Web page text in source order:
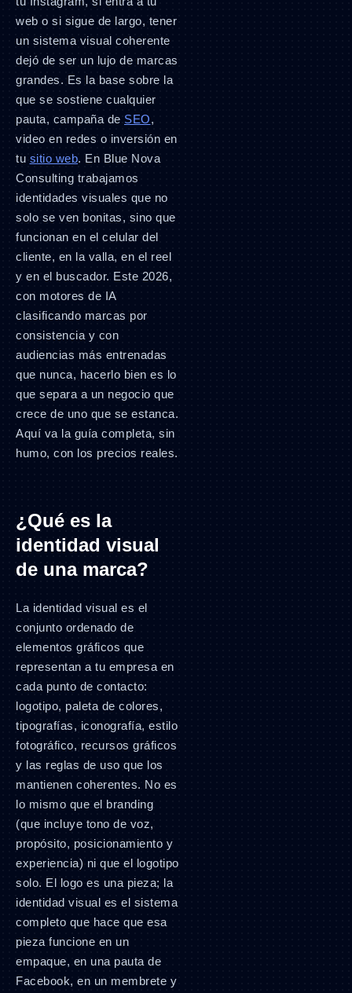
web o si sigue de largo, tener
un sistema visual coherente
dejó de ser un lujo de marcas
grandes. Es la base sobre la
que se sostiene cualquier
pauta, campaña de SEO,
video en redes o inversión en
tu sitio web. En Blue Nova
Consulting trabajamos
identidades visuales que no
solo se ven bonitas, sino que
funcionan en el celular del
cliente, en la valla, en el reel
y en el buscador. Este 2026,
con motores de IA
clasificando marcas por
consistencia y con
audiencias más entrenadas
que nunca, hacerlo bien es lo
que separa a un negocio que
crece de uno que se estanca.
Aquí va la guía completa, sin
humo, con los precios reales.
¿Qué es la
identidad visual
de una marca?
La identidad visual es el
conjunto ordenado de
elementos gráficos que
representan a tu empresa en
cada punto de contacto:
logotipo, paleta de colores,
tipografías, iconografía, estilo
fotográfico, recursos gráficos
y las reglas de uso que los
mantienen coherentes. No es
lo mismo que el branding
(que incluye tono de voz,
propósito, posicionamiento y
experiencia) ni que el logotipo
solo. El logo es una pieza; la
identidad visual es el sistema
completo que hace que esa
pieza funcione en un
empaque, en una pauta de
Facebook, en un membrete y